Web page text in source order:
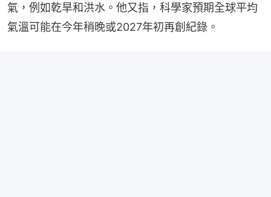
氣，例如乾旱和洪水。他又指，科學家預期全球平均
氣溫可能在今年稍晚或2027年初再創紀錄。